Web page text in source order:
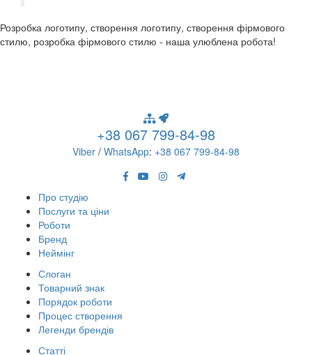
Розробка логотипу, створення логотипу, створення фірмового
стилю, розробка фірмового стилю - наша улюблена робота!
+38 067 799-84-98
Viber / WhatsApp: +38 067 799-84-98
Про студію
Послуги та ціни
Роботи
Бренд
Неймінг
Слоган
Товарний знак
Порядок роботи
Процес створення
Легенди брендів
Статті